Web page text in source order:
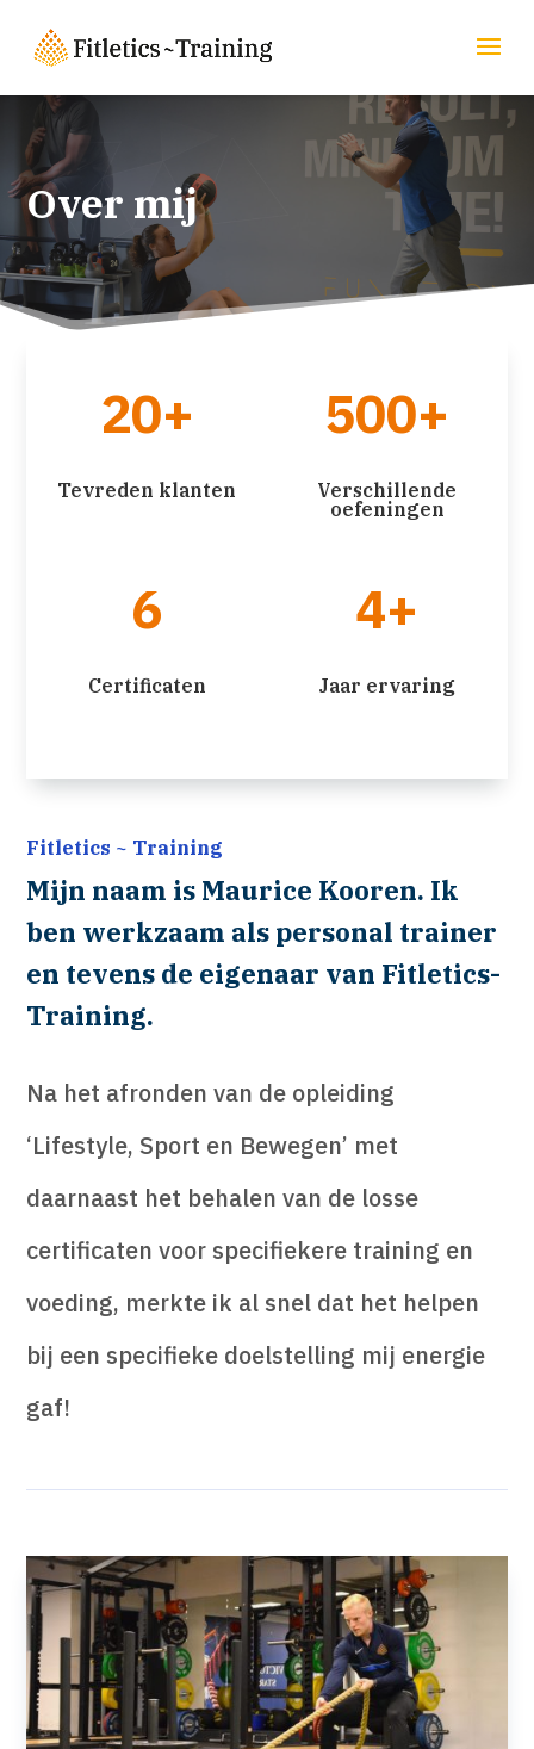
Over mij
20+
Tevreden klanten
500+
Verschillende
oefeningen
6
Certificaten
4+
Jaar ervaring
Fitletics ~ Training
Mijn naam is Maurice Kooren. Ik
ben werkzaam als personal trainer
en tevens de eigenaar van Fitletics-
Training.
Na het afronden van de opleiding
‘Lifestyle, Sport en Bewegen’ met
daarnaast het behalen van de losse
certificaten voor specifiekere training en
voeding, merkte ik al snel dat het helpen
bij een specifieke doelstelling mij energie
gaf!